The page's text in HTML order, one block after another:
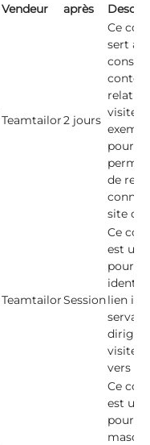
Vendeur
après
Teamtailor2 jours
Ce
sert à
relatif
pour
de
site
TeamtailorSession
Ce
est
pour
lien
diriger
vers ce
Ce
est
pour